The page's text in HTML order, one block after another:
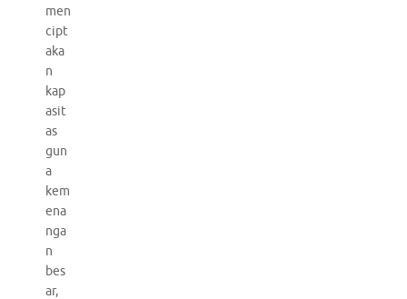
men
cipt
aka
n
kap
asit
as
gun
a
kem
ena
nga
n
bes
ar,